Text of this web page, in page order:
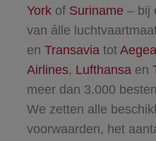
Yorkof Suriname – bij
van álle
en Transaviatot
Airlines, Lufthansaen
meer dan 3.000
We zetten alle
voorwaarden, het